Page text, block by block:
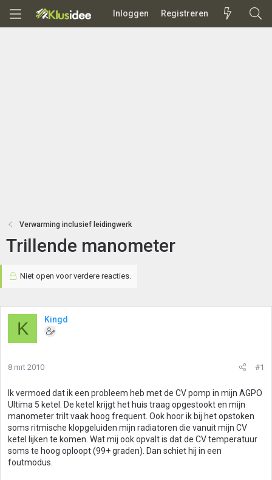
Inloggen Registreren
Verwarming inclusief leidingwerk
Trillende manometer
Niet open voor verdere reacties.
K Kingd
8 mrt 2010 #1
Ik vermoed dat ik een probleem heb met de CV pomp in mijn AGPO
Ultima 5 ketel. De ketel krijgt het huis traag opgestookt en mijn
manometer trilt vaak hoog frequent. Ook hoor ik bij het opstoken
soms ritmische klopgeluiden mijn radiatoren die vanuit mijn CV
ketel lijken te komen. Wat mij ook opvalt is dat de CV temperatuur
soms te hoog oploopt (99+ graden). Dan schiet hij in een
foutmodus.